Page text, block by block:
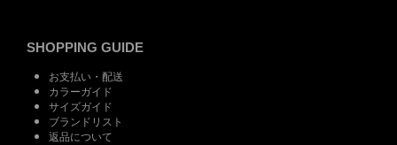
SHOPPING GUIDE
お支払い・配送
カラーガイド
サイズガイド
ブランドリスト
返品について